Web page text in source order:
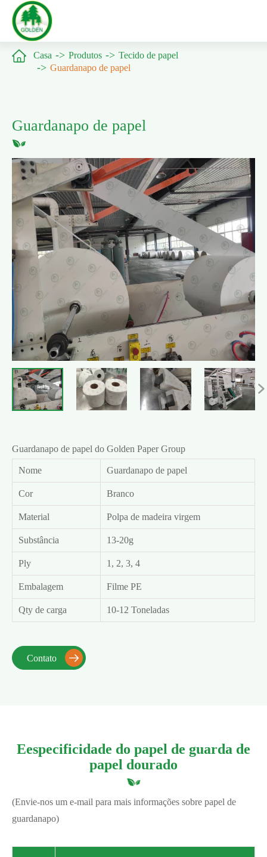
 Casa Produtos
Tecido de papel
Guardanapo de papel
Guardanapo de papel

Guardanapo de papel do Golden Paper Group
Nome Guardanapo de papel
Cor Branco
Material Polpa de madeira virgem
Substância 13-20g
Ply 1, 2, 3, 4
Embalagem Filme PE
Qty de carga 10-12 Toneladas
Contato 
Eespecificidade do papel de guarda de
papel dourado
(Envie-nos um e-mail para mais informações sobre papel de
guardanapo)